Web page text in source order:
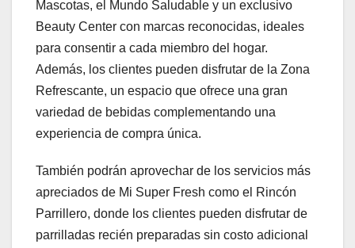
Mascotas, el Mundo Saludable y un exclusivo
Beauty Center con marcas reconocidas, ideales
para consentir a cada miembro del hogar.
Además, los clientes pueden disfrutar de la Zona
Refrescante, un espacio que ofrece una gran
variedad de bebidas complementando una
experiencia de compra única.
También podrán aprovechar de los servicios más
apreciados de Mi Super Fresh como el Rincón
Parrillero, donde los clientes pueden disfrutar de
parrilladas recién preparadas sin costo adicional